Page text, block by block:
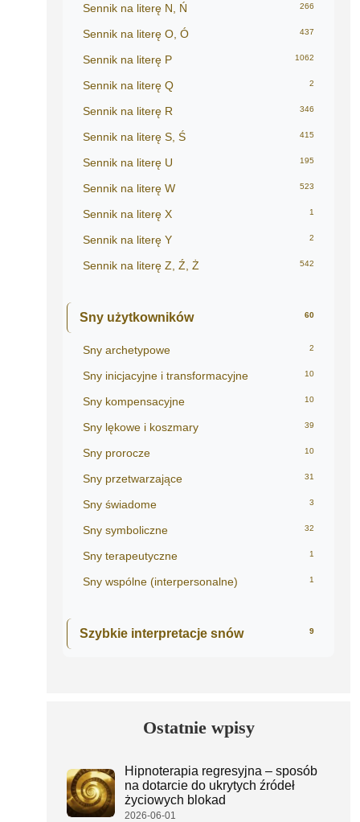
Sennik na literę N, Ń 266
Sennik na literę O, Ó 437
Sennik na literę P 1062
Sennik na literę Q 2
Sennik na literę R 346
Sennik na literę S, Ś 415
Sennik na literę U 195
Sennik na literę W 523
Sennik na literę X 1
Sennik na literę Y 2
Sennik na literę Z, Ź, Ż 542
Sny użytkowników 60
Sny archetypowe 2
Sny inicjacyjne i transformacyjne 10
Sny kompensacyjne 10
Sny lękowe i koszmary 39
Sny prorocze 10
Sny przetwarzające 31
Sny świadome 3
Sny symboliczne 32
Sny terapeutyczne 1
Sny wspólne (interpersonalne) 1
Szybkie interpretacje snów 9
Ostatnie wpisy
Hipnoterapia regresyjna – sposób
na dotarcie do ukrytych źródeł
życiowych blokad
2026-06-01